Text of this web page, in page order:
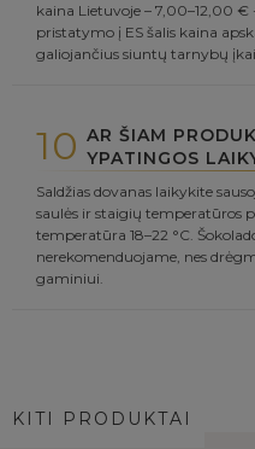
kaina Lietuvoje – 7,00–12,00
pristatymo į ES šalis kaina
galiojančius siuntų tarnybų
10 AR ŠIAM
YPATINGOS
Saldžias dovanas laikykite
saulės ir staigių temperatūros
temperatūra 18–22 °C.
nerekomenduojame, nes
gaminiui.
KITI PRODUKTAI